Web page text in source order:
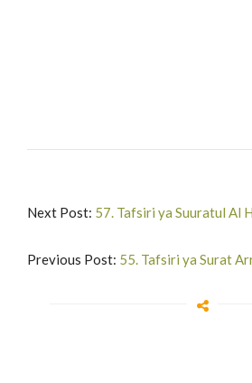
Next Post: 57. Tafsiri ya Suuratul Al
Previous Post: 55. Tafsiri ya Surat